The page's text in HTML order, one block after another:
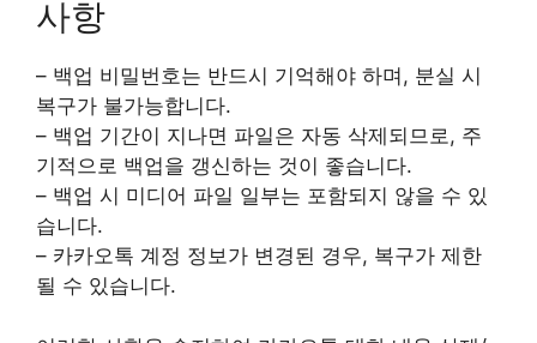
사항
– 백업 비밀번호는 반드시 기억해야 하며, 분실 시
복구가 불가능합니다.
– 백업 기간이 지나면 파일은 자동 삭제되므로, 주
기적으로 백업을 갱신하는 것이 좋습니다.
– 백업 시 미디어 파일 일부는 포함되지 않을 수 있
습니다.
– 카카오톡 계정 정보가 변경된 경우, 복구가 제한
될 수 있습니다.